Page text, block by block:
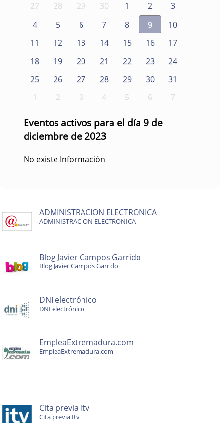
27 28 29 30 1 2
3
4
5 6 7 8 9
10
11
12 13 14 15 16
17
18
19 20 21 22 23
24
25
26 27 28 29 30
31
1
2 3 4 5 6 7
Eventos activos para el día 9 de
diciembre de 2023
No existe Información
ADMINISTRACION ELECTRONICA
ADMINISTRACION ELECTRONICA
Blog Javier Campos Garrido
Blog Javier Campos Garrido
DNI electrónico
DNI electrónico
EmpleaExtremadura.com
EmpleaExtremadura.com
Cita previa Itv
Cita previa Itv